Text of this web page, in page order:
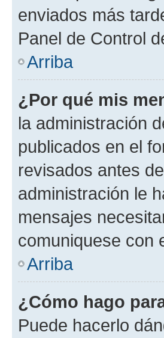
enviados más
Panel de Control
Arriba
¿Por qué mis
la administración
publicados en el
revisados antes
administración le
mensajes
comuniquese con
Arriba
¿Cómo hago
Puede hacerlo